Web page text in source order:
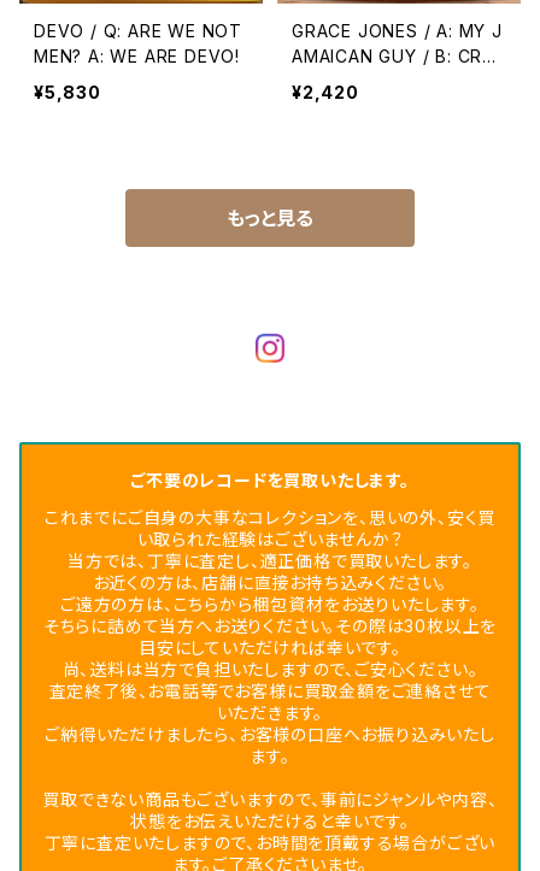
DEVO / Q: ARE WE NOT
MEN? A: WE ARE DEVO!
¥5,830
GRACE JONES / A: MY J
AMAICAN GUY / B: CRY
NOW, LAUGH LATER
¥2,420
もっと見る
ご不要のレコードを買取いたします。
これまでにご自身の大事なコレクションを、思いの外、安く買
い取られた経験はございませんか？
当方では、丁寧に査定し、適正価格で買取いたします。
お近くの方は、店舗に直接お持ち込みください。
ご遠方の方は、こちらから梱包資材をお送りいたします。
そちらに詰めて当方へお送りください。その際は30枚以上を
目安にしていただければ幸いです。
尚、送料は当方で負担いたしますので、ご安心ください。
査定終了後、お電話等でお客様に買取金額をご連絡させて
いただきます。
ご納得いただけましたら、お客様の口座へお振り込みいたし
ます。
買取できない商品もございますので、事前にジャンルや内容、
状態をお伝えいただけると幸いです。
丁寧に査定いたしますので、お時間を頂戴する場合がござい
ます。ご了承くださいませ。